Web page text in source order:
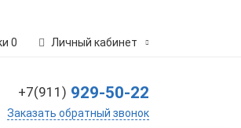
0 Личный кабинет
+7(911) 929-50-22
Заказать обратный звонок